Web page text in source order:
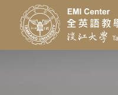
跳到主要內容